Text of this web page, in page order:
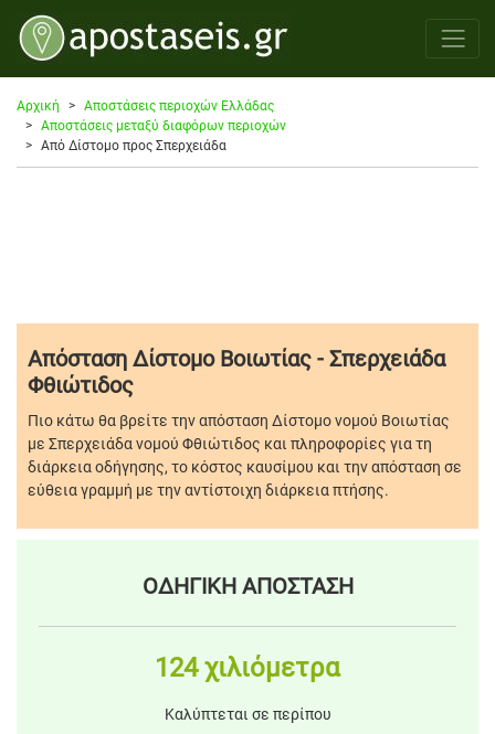
Αρχική
Αποστάσεις περιοχών Ελλάδας
Αποστάσεις μεταξύ διαφόρων περιοχών
Από Δίστομο προς Σπερχειάδα
Απόσταση Δίστομο Βοιωτίας - Σπερχειάδα
Φθιώτιδος
Πιο κάτω θα βρείτε την απόσταση Δίστομο νομού Βοιωτίας
με Σπερχειάδα νομού Φθιώτιδος και πληροφορίες για τη
διάρκεια οδήγησης, το κόστος καυσίμου και την απόσταση σε
εύθεια γραμμή με την αντίστοιχη διάρκεια πτήσης.
ΟΔΗΓΙΚΗ ΑΠΟΣΤΑΣΗ
124 χιλιόμετρα
Καλύπτεται σε περίπου